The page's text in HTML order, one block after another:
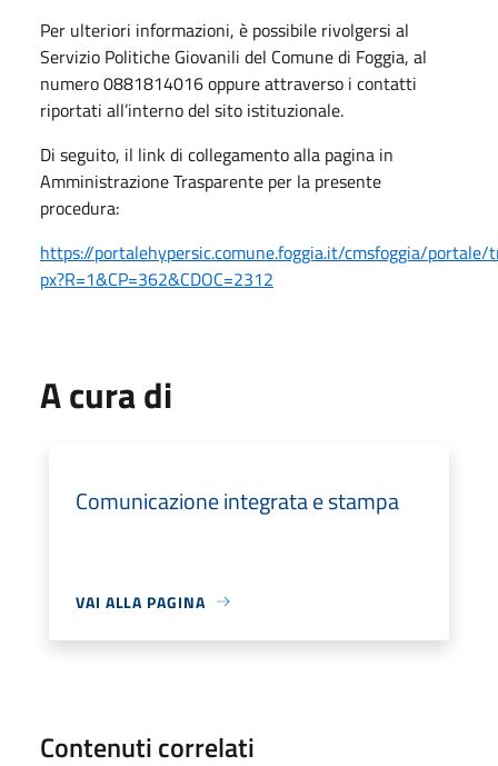
Per ulteriori informazioni, è possibile rivolgersi al
Servizio Politiche Giovanili del Comune di Foggia, al
numero 0881814016 oppure attraverso i contatti
riportati all’interno del sito istituzionale.
Di seguito, il link di collegamento alla pagina in
Amministrazione Trasparente per la presente
procedura:
https://portalehypersic.comune.foggia.it/cmsfoggia/
px?R=1&CP=362&CDOC=2312
A cura di
Comunicazione integrata e stampa
VAI ALLA PAGINA
Contenuti correlati